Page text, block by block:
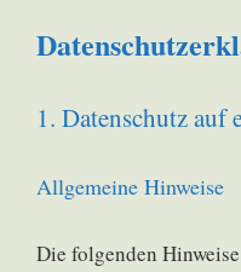
1. Datenschutz auf
Allgemeine Hinweise
Die folgenden